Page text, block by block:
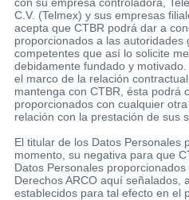
C.V. (Telmex) y sus empresas
acepta que CTBR podrá dar a
proporcionados a las autoridades
competentes que así lo solicite
debidamente fundado y
el marco de la relación
mantenga con CTBR, ésta podrá
proporcionados con cualquier
relación con la prestación de sus
El titular de los Datos Personales
momento, su negativa para que
Datos Personales
Derechos ARCO aquí señalados,
establecidos para tal efecto en el